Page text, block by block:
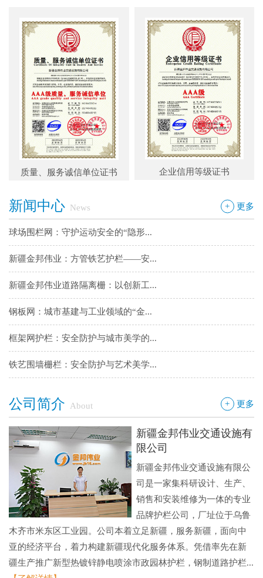
企业信用等级证书 立信单位评定证书
+ 更多
新闻中心 News
球场围栏网：守护运动安全的“隐形...
新疆金邦伟业：方管铁艺护栏——安...
新疆金邦伟业道路隔离栅：以创新工...
钢板网：城市基建与工业领域的“金...
框架网护栏：安全防护与城市美学的...
铁艺围墙栅栏：安全防护与艺术美学...
边框护栏网：新疆金邦伟业以匠心铸...
球场围栏网：守护运动安全的“隐形...
新疆金邦伟业：方管铁艺护栏——安...
新疆金邦伟业道路隔离栅：以创新工...
钢板网：城市基建与工业领域的“金...
框架网护栏：安全防护与城市美学的...
铁艺围墙栅栏：安全防护与艺术美学...
边框护栏网：新疆金邦伟业以匠心铸...
新疆金邦伟业：方管铁艺护栏——安...
新疆金邦伟业道路隔离栅：以创新工...
钢板网：城市基建与工业领域的“金...
+ 更多
公司简介 About
新疆金邦伟业交通设施有
限公司
新疆金邦伟业交通设施有限公
司是一家集科研设计、生产、
销售和安装维修为一体的专业
品牌护栏公司，厂址位于乌鲁
木齐市米东区工业园。公司本着立足新疆，服务新疆，面向中
亚的经济平台，着力构建新疆现代化服务体系。凭借率先在新
疆生产推广新型热镀锌静电喷涂市政园林护栏，钢制道路护栏...